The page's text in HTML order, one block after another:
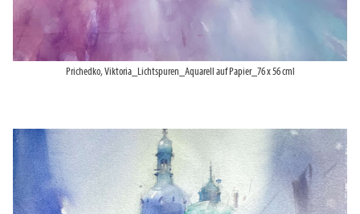
Prichedko, Viktoria_Lichtspuren_Aquarell auf Papier_76 x 56 cml